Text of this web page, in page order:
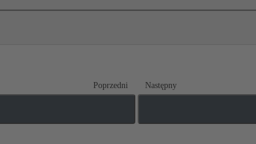
Poprzedni Następny